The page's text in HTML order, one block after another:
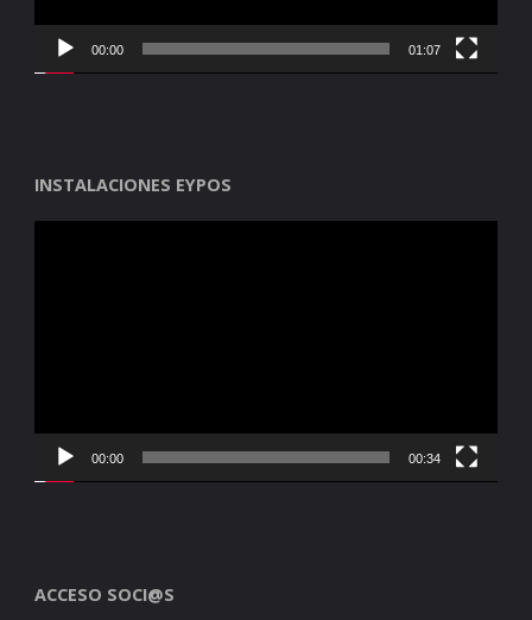
00:00 01:07
INSTALACIONES EYPOS
00:00 00:34
ACCESO SOCI@S